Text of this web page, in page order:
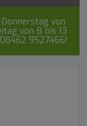
von
von 8 bis 13
08462 9527466!